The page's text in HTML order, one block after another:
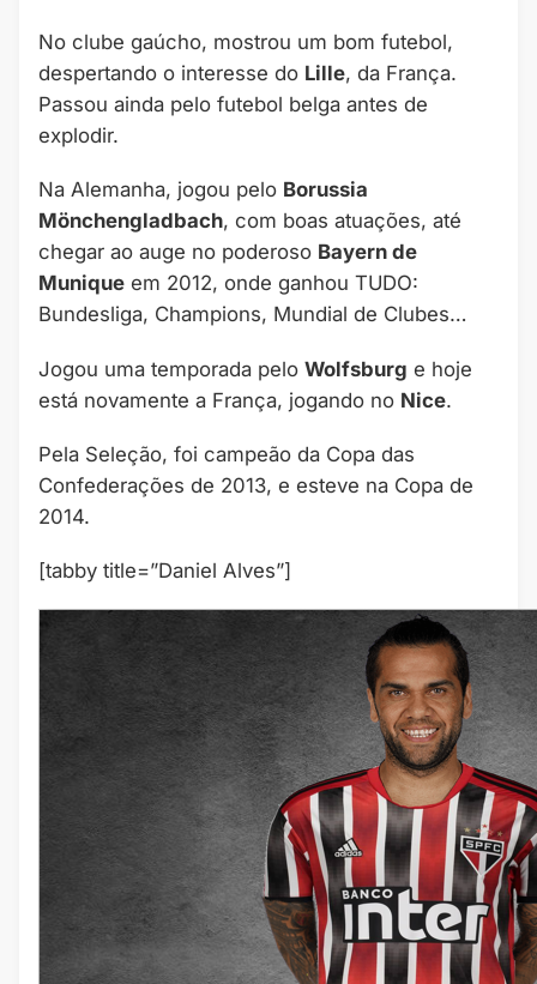
No clube gaúcho, mostrou um bom futebol,
despertando o interesse do Lille, da França.
Passou ainda pelo futebol belga antes de
explodir.
Na Alemanha, jogou pelo Borussia
Mönchengladbach, com boas atuações, até
chegar ao auge no poderoso Bayern de
Munique em 2012, onde ganhou TUDO:
Bundesliga, Champions, Mundial de Clubes…
Jogou uma temporada pelo Wolfsburg e hoje
está novamente a França, jogando no Nice.
Pela Seleção, foi campeão da Copa das
Confederações de 2013, e esteve na Copa de
2014.
[tabby title=”Daniel Alves”]